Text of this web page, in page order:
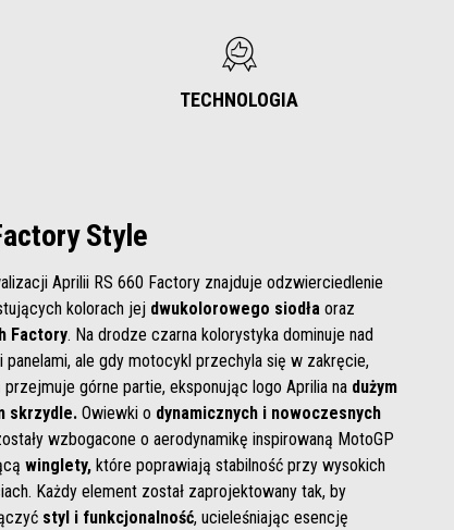
TECHNOLOGIA
Style
Aprilii RS 660 Factory znajduje odzwierciedlenie
kolorach jej dwukolorowego siodła oraz
Factory. Na drodze czarna kolorystyka dominuje nad
panelami, ale gdy motocykl przechyla się w zakręcie,
górne partie, eksponując logo Aprilia na dużym
skrzydle. Owiewki o dynamicznych i nowoczesnych
wzbogacone o aerodynamikę inspirowaną MotoGP
winglety, które poprawiają stabilność przy wysokich
Każdy element został zaprojektowany tak, by
styl i funkcjonalność, ucieleśniając esencję